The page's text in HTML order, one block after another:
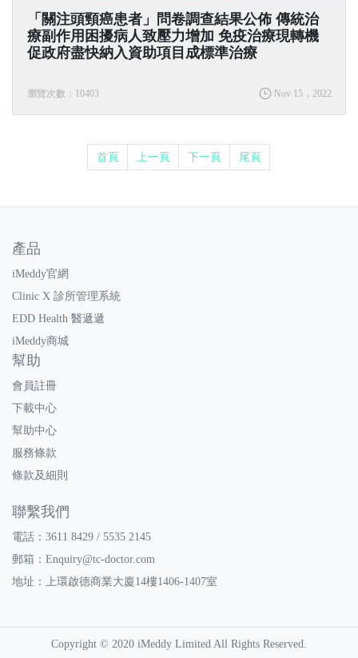
「關注頭頸癌患者」問卷調查結果公佈 傳統治
療副作用困擾病人致壓力增加 免疫治療現轉機
促政府盡快納入資助項目成標準治療
瀏覽次數：10403 Nov 15，2022
首頁 上一頁 下一頁 尾頁
產品
iMeddy官網
Clinic X 診所管理系統
EDD Health 醫遞遞
iMeddy商城
幫助
會員註冊
下載中心
幫助中心
服務條款
條款及細則
聯繫我們
電話：3611 8429 / 5535 2145
郵箱： Enquiry@tc-doctor.com
地址：上環啟德商業大廈14樓1406-1407室
Copyright © 2020 iMeddy Limited All Rights Reserved.